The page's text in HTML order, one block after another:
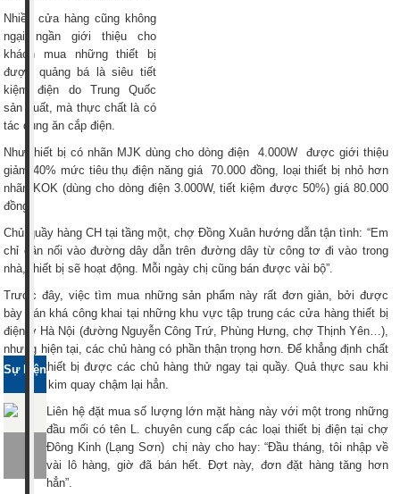
Nhiều cửa hàng cũng không
ngại ngần giới thiệu cho
khách mua những thiết bị
được quảng bá là siêu tiết
kiệm điện do Trung Quốc
sản xuất, mà thực chất là có
tác dụng ăn cắp điện.
Như thiết bị có nhãn MJK dùng cho dòng điện 4.000W được giới thiệu
giảm 40% mức tiêu thụ điện năng giá 70.000 đồng, loại thiết bị nhỏ hơn
nhãn KOK (dùng cho dòng điện 3.000W, tiết kiệm được 50%) giá 80.000
đồng.
Chủ quầy hàng CH tại tầng một, chợ Đồng Xuân hướng dẫn tận tình: “Em
chỉ cần nối vào đường dây dẫn trên đường dây từ công tơ đi vào trong
nhà, thiết bị sẽ hoạt động. Mỗi ngày chị cũng bán được vài bộ”.
Trước đây, việc tìm mua những sản phẩm này rất đơn giản, bởi được
bày bán khá công khai tại những khu vực tập trung các cửa hàng thiết bị
điện ở Hà Nội (đường Nguyễn Công Trứ, Phùng Hưng, chợ Thịnh Yên…),
nhưng hiện tại, các chủ hàng có phần thận trọng hơn. Để khẳng định chất
lượng, thiết bị được các chủ hàng thử ngay tại quầy. Quả thực sau khi
đấu nối, kim quay chậm lại hẳn.
Sự kiện
Liên hệ đặt mua số lượng lớn mặt hàng này với một trong những
đầu mối có tên L. chuyên cung cấp các loại thiết bị điện tại chợ
Đông Kinh (Lạng Sơn) chị này cho hay: “Đầu tháng, tôi nhập về
vài lô hàng, giờ đã bán hết. Đợt này, đơn đặt hàng tăng hơn
hẳn”.